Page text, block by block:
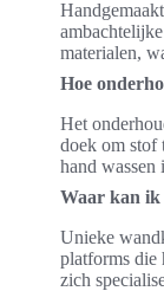
materialen,
Hoe
Het
doek om stof
hand
Waar kan ik
Unieke
platforms die
zich